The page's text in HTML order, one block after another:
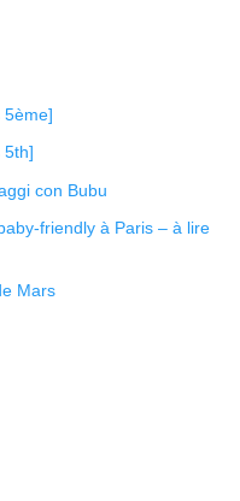
5ème]
5th]
con Bubu
friendly à Paris – à lire
Mars